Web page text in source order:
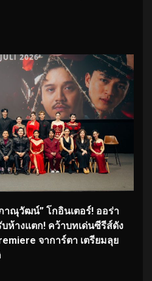
าณุวัฒน์” โกอินเตอร์! ออร่า
ห้างแตก! คว้าบทเด่นซีรีส์ดัง
จาการ์ตา เตรียมลุย